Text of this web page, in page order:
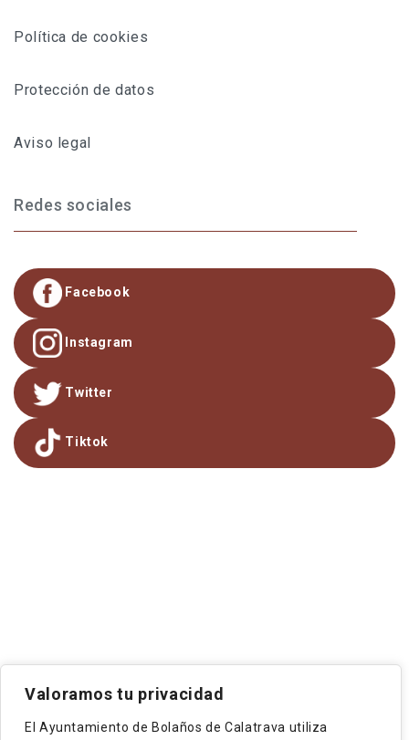
Valoramos tu privacidad
El Ayuntamiento de Bolaños de Calatrava utiliza
Política de cookies
Protección de datos
Aviso legal
Redes sociales
Facebook
Instagram
Twitter
Tiktok